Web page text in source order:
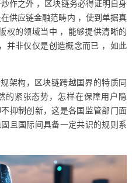
作之外 ，区块链务必得证明自身
供应链金融范畴内 ，使到单据真
权的领域当中 ，能够提供清晰的
并非仅仅是创造概念而已 ，如此
架构，区块链跨越国界的特质同
的紧张态势，怎样在保障用户隐
抑制创新，这是各国监管部门面
且国际间具备一定共识的规则系